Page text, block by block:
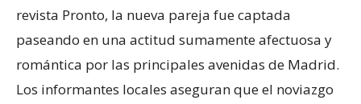
revista Pronto, la nueva pareja fue captada
paseando en una actitud sumamente afectuosa y
romántica por las principales avenidas de Madrid.
Los informantes locales aseguran que el noviazgo